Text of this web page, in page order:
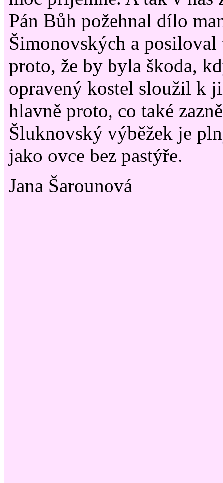
Pán Bůh požehnal dílo
Šimonovských a posiloval
proto, že by byla škoda,
opravený kostel sloužil k
hlavně proto, co také
Šluknovský výběžek je
jako ovce bez pastýře.
Jana Šarounová